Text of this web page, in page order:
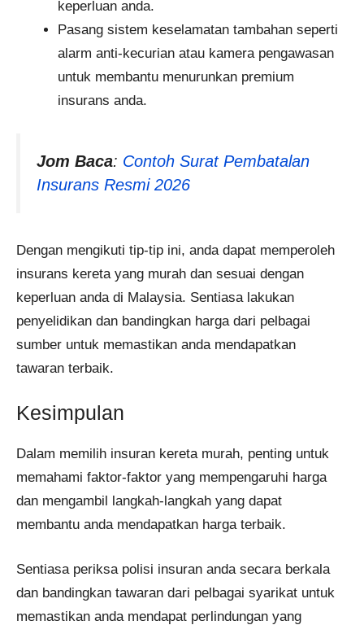
keperluan anda.
Pasang sistem keselamatan tambahan seperti
alarm anti-kecurian atau kamera pengawasan
untuk membantu menurunkan premium
insurans anda.
Jom Baca: Contoh Surat Pembatalan
Insurans Resmi 2026
Dengan mengikuti tip-tip ini, anda dapat memperoleh
insurans kereta yang murah dan sesuai dengan
keperluan anda di Malaysia. Sentiasa lakukan
penyelidikan dan bandingkan harga dari pelbagai
sumber untuk memastikan anda mendapatkan
tawaran terbaik.
Kesimpulan
Dalam memilih insuran kereta murah, penting untuk
memahami faktor-faktor yang mempengaruhi harga
dan mengambil langkah-langkah yang dapat
membantu anda mendapatkan harga terbaik.
Sentiasa periksa polisi insuran anda secara berkala
dan bandingkan tawaran dari pelbagai syarikat untuk
memastikan anda mendapat perlindungan yang